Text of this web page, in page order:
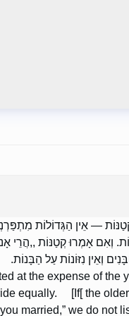
— אֵין הַגְּדוֹלוֹת
וְאִם אָמְרוּ קְטַנּוֹת
וְאֵין נִזּוֹנוֹת עַל הַבָּנוֹת.
at the expense of the
equally. [If[ the
married,” we do not